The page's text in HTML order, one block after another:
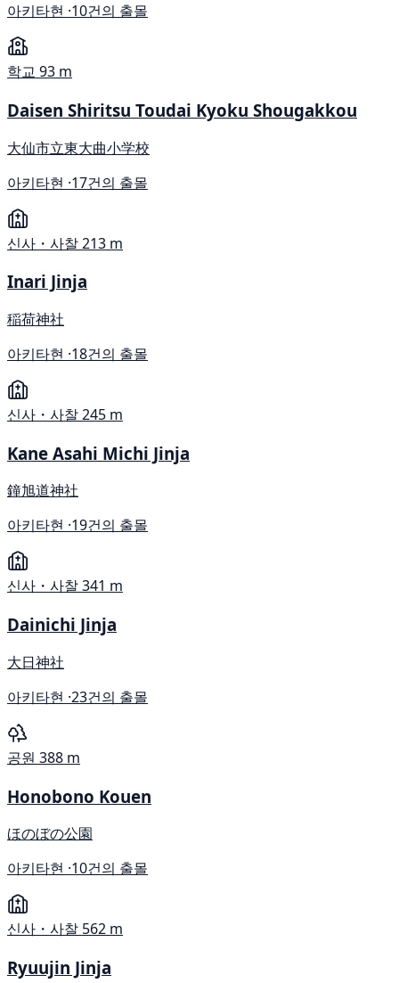
아키타현 ·10건의 출몰
학교 93 m
Daisen Shiritsu Toudai Kyoku Shougakkou
大仙市立東大曲小学校
아키타현 ·17건의 출몰
신사・사찰213 m
Inari Jinja
稲荷神社
아키타현 ·18건의 출몰
신사・사찰245 m
Kane Asahi Michi Jinja
鐘旭道神社
아키타현 ·19건의 출몰
신사・사찰341 m
Dainichi Jinja
大日神社
아키타현 ·23건의 출몰
공원 388 m
Honobono Kouen
ほのぼの公園
아키타현 ·10건의 출몰
신사・사찰 562 m
Ryuujin Jinja